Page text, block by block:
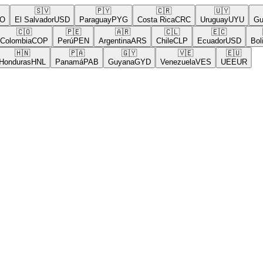
🇸🇻
El SalvadorUSD
🇵🇾
ParaguayPYG
🇨🇷
Costa RicaCRC
🇺🇾
UruguayUYU
🇨🇴
COP
🇵🇪
PerúPEN
🇦🇷
ArgentinaARS
🇨🇱
ChileCLP
🇪🇨
EcuadorUSD
Bolivia
🇭🇳
HNL
🇵🇦
PanamáPAB
🇬🇾
GuyanaGYD
🇻🇪
VenezuelaVES
🇪🇺
UE EUR